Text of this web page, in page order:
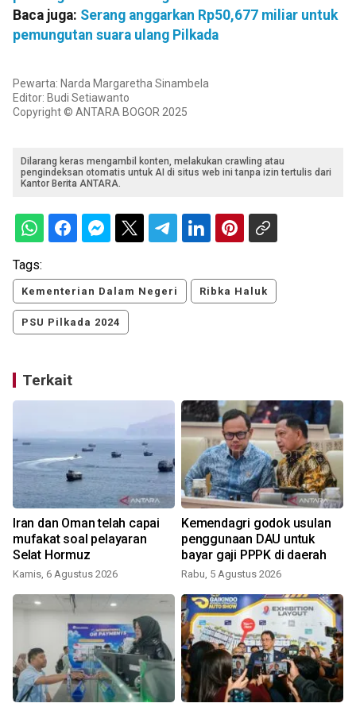
Baca juga: Serang anggarkan Rp50,677 miliar untuk
pemungutan suara ulang Pilkada
Pewarta: Narda Margaretha Sinambela
Editor: Budi Setiawanto
Copyright © ANTARA BOGOR 2025
Dilarang keras mengambil konten, melakukan crawling atau
pengindeksan otomatis untuk AI di situs web ini tanpa izin tertulis dari
Kantor Berita ANTARA.
Tags:
Kementerian Dalam Negeri Ribka Haluk
PSU Pilkada 2024
Terkait
Iran dan Oman telah capai
mufakat soal pelayaran
Selat Hormuz
Kamis, 6 Agustus 2026
Kemendagri godok usulan
penggunaan DAU untuk
bayar gaji PPPK di daerah
Rabu, 5 Agustus 2026